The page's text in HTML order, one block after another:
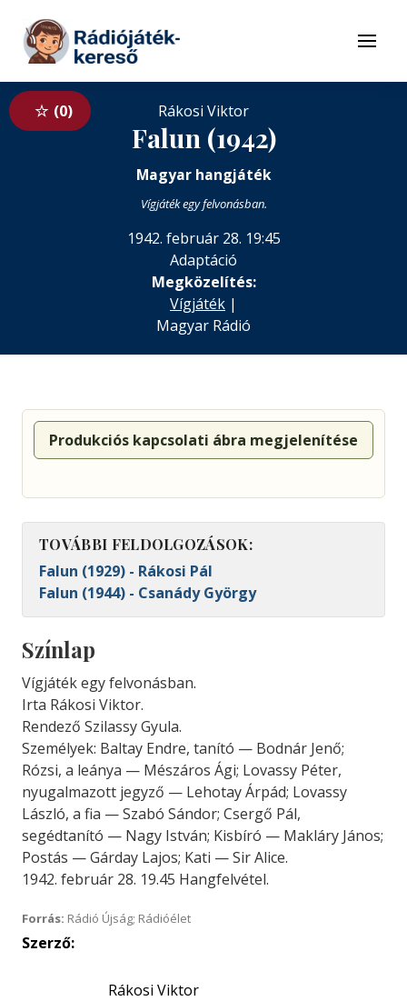
Tovább a tartalomhoz
Menü
0 Rákosi Viktor
Falun (1942)
Magyar hangjáték
Vígjáték egy felvonásban.
1942. február 28. 19:45
Adaptáció
Megközelítés:
Vígjáték |
Magyar Rádió
Produkciós kapcsolati ábra megjelenítése
TOVÁBBI FELDOLGOZÁSOK:
Falun (1929) - Rákosi Pál
Falun (1944) - Csanády György
Színlap
Vígjáték egy felvonásban.
Irta Rákosi Viktor.
Rendező Szilassy Gyula.
Személyek: Baltay Endre, tanító — Bodnár Jenő;
Rózsi, a leánya — Mészáros Ági; Lovassy Péter,
nyugalmazott jegyző — Lehotay Árpád; Lovassy
László, a fia — Szabó Sándor; Csergő Pál,
segédtanító — Nagy István; Kisbíró — Makláry János;
Postás — Gárday Lajos; Kati — Sir Alice.
1942. február 28. 19.45 Hangfelvétel.
Forrás: Rádió Újság; Rádióélet
Szerző:
Rákosi Viktor